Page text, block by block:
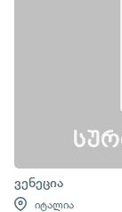
ვენეცია
იტალია